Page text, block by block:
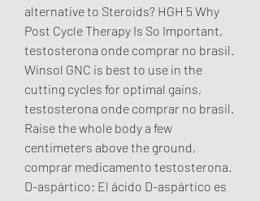
alternative to Steroids? HGH 5 Why
Post Cycle Therapy Is So Important,
testosterona onde comprar no brasil.
Winsol GNC is best to use in the
cutting cycles for optimal gains,
testosterona onde comprar no brasil.
Raise the whole body a few
centimeters above the ground,
comprar medicamento testosterona.
D-aspártico: El ácido D-aspártico es